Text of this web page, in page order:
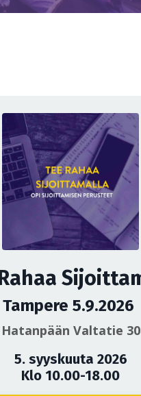
Tampere 5.9.2026
Hatanpään Valtatie 30
5. syyskuuta 2026
Klo 10.00-18.00